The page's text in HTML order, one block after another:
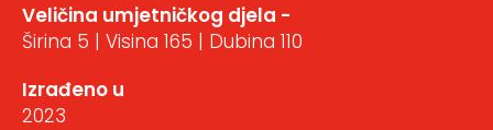
Veličina umjetničkog djela -
Širina 5 | Visina 165 | Dubina 110
Izrađeno u
2023